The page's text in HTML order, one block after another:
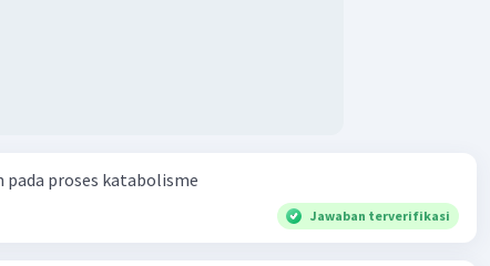
pada proses katabolisme
Jawaban terverifikasi